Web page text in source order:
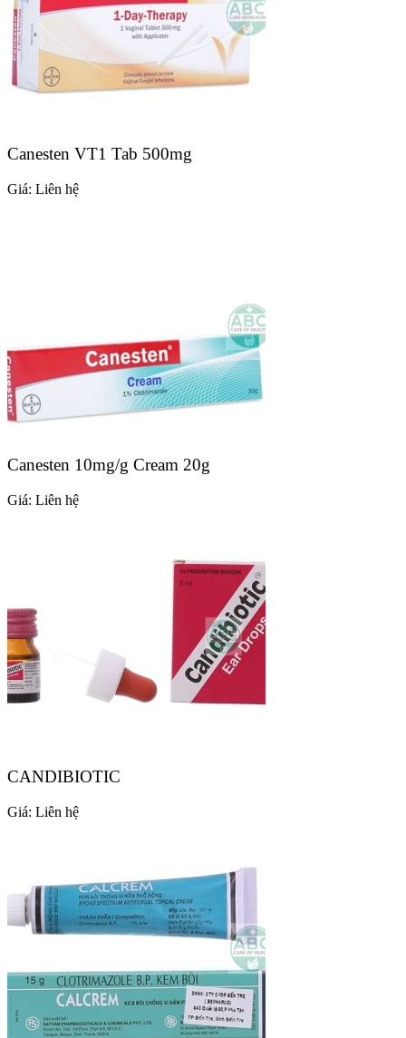
Canesten VT1 Tab 500mg
Giá: Liên hệ
Canesten 10mg/g Cream 20g
Giá: Liên hệ
CANDIBIOTIC
Giá: Liên hệ